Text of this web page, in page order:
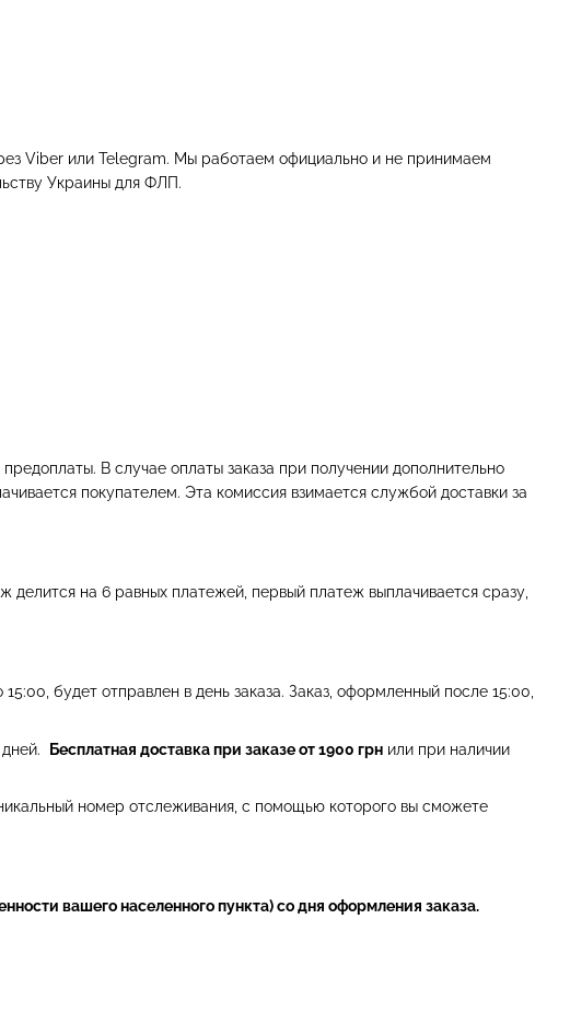
Viber или Telegram. Мы работаем официально и не принимаем
Украины для ФЛП.
В случае оплаты заказа при получении дополнительно
покупателем. Эта комиссия взимается службой доставки за
на 6 равных платежей, первый платеж выплачивается сразу,
будет отправлен в день заказа. Заказ, оформленный после 15:00,
Бесплатная доставка при заказе от 1900 грн или при наличии
номер отслеживания, с помощью которого вы сможете
вашего населенного пункта) со дня оформления заказа.